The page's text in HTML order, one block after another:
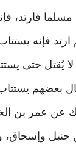
فارتد،
فإنه
يُقتل حتى
بعضهم يستتاب
عن عمر بن
حنبل وإسحاق،